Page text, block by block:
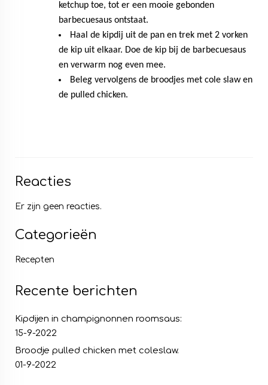
Categorieën
Recepten
Recente berichten
Kipdijen in champignonnen roomsaus:
15-9-2022
Broodje pulled chicken met coleslaw.
01-9-2022
ketchup toe, tot er een mooie gebonden
barbecuesaus ontstaat.
Haal de kipdij uit de pan en trek met 2 vorken
de kip uit elkaar. Doe de kip bij de barbecuesaus
en verwarm nog even mee.
Beleg vervolgens de broodjes met cole slaw en
de pulled chicken.
Reacties
Er zijn geen reacties.